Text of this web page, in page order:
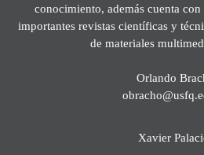
conocimiento, además cuenta
importantes revistas científicas y
de materiales
Orlando
Xavier